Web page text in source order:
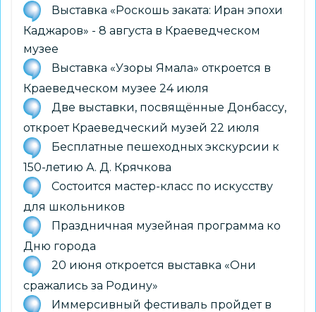
Выставка «Роскошь заката: Иран эпохи
Каджаров» - 8 августа в Краеведческом
музее
Выставка «Узоры Ямала» откроется в
Краеведческом музее 24 июля
Две выставки, посвящённые Донбассу,
откроет Краеведческий музей 22 июля
Бесплатные пешеходных экскурсии к
150-летию А. Д. Крячкова
Состоится мастер-класс по искусству
для школьников
Праздничная музейная программа ко
Дню города
20 июня откроется выставка «Они
сражались за Родину»
Иммерсивный фестиваль пройдет в